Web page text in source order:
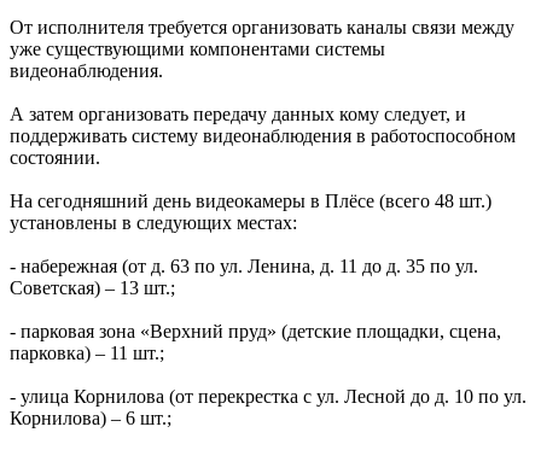
От исполнителя требуется организовать каналы связи между
уже существующими компонентами системы
видеонаблюдения.
А затем организовать передачу данных кому следует, и
поддерживать систему видеонаблюдения в работоспособном
состоянии.
На сегодняшний день видеокамеры в Плёсе (всего 48 шт.)
установлены в следующих местах:
- набережная (от д. 63 по ул. Ленина, д. 11 до д. 35 по ул.
Советская) – 13 шт.;
- парковая зона «Верхний пруд» (детские площадки, сцена,
парковка) – 11 шт.;
- улица Корнилова (от перекрестка с ул. Лесной до д. 10 по ул.
Корнилова) – 6 шт.;